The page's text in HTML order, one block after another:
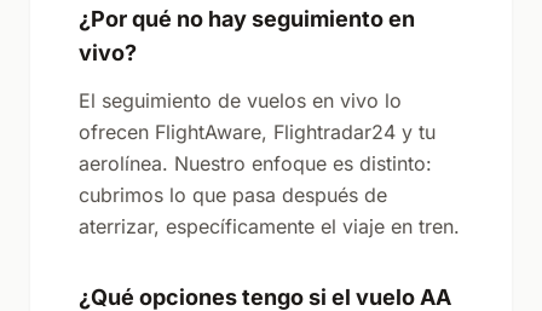
¿Por qué no hay seguimiento en
vivo?
El seguimiento de vuelos en vivo lo
ofrecen FlightAware, Flightradar24 y tu
aerolínea. Nuestro enfoque es distinto:
cubrimos lo que pasa después de
aterrizar, específicamente el viaje en tren.
¿Qué opciones tengo si el vuelo AA